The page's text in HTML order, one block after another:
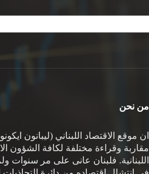
من نحن
ان موقع الاقتصاد اللبناني (ليبانون
مقاربة وقراءة مختلفة لكافة الشؤون
اللبنانية. فلبنان عانى على مر سنوات